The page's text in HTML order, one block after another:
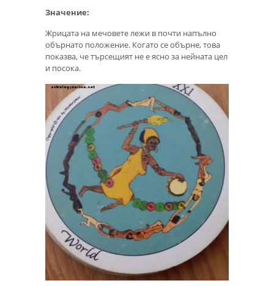
Значение:
Жрицата на мечовете лежи в почти напълно
обърнато положение. Когато се обърне, това
показва, че търсещият не е ясно за нейната цел
и посока.